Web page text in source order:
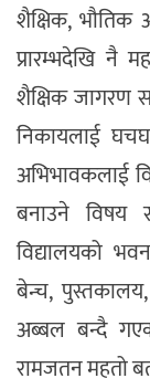
शैक्षिक, भौतिक
प्रारम्भदेखि नै
शैक्षिक जागरण
निकायलाई
अभिभावकलाई
बनाउने विषय
विद्यालयको
बेन्च,
अब्बल बन्दै
रामजतन महतो